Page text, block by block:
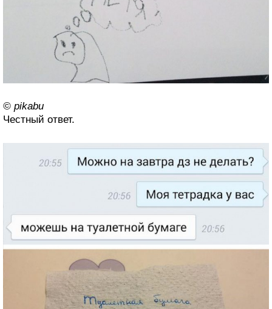
© pikabu
Честный ответ.